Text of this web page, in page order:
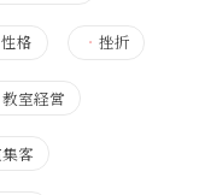
性格 ・ 挫折
教室経営
客